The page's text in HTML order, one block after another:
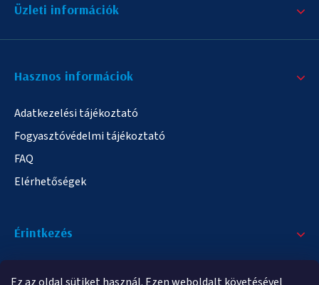
Üzleti információk
Hasznos informáciok
Adatkezelési tájékoztató
Fogyasztóvédelmi tájékoztató
FAQ
Elérhetőségek
Érintkezés